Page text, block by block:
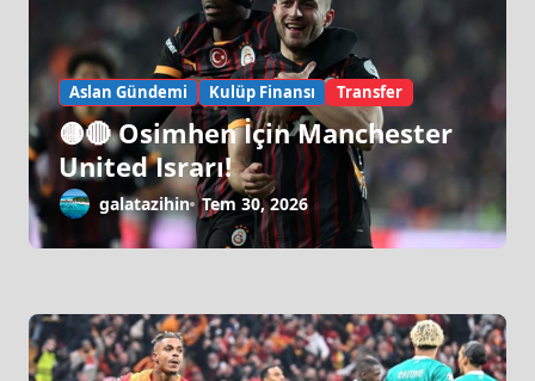
Aslan Gündemi Kulüp Finansı Transfer
🟡🔴 Osimhen İçin Manchester
United Israrı!
galatazihin Tem 30, 2026